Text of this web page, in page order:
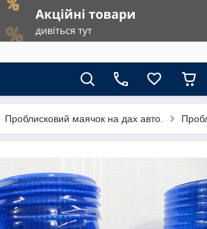
Проблисковий маячок на дах авто.